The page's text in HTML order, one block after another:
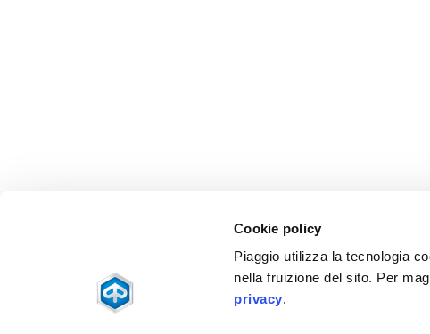
Cookie policy
Piaggio utilizza la tecnologia
nella fruizione del sito. Per
privacy.